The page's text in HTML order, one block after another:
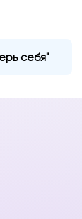
себя"